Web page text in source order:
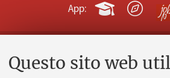
Questo sito web
App:
Contatti e PEC